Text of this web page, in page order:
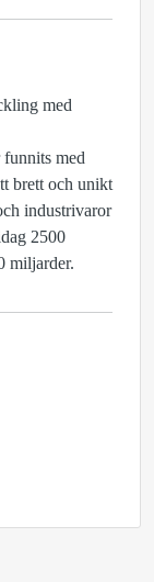
med
funnits med
brett och unikt
industrivaror
2500
miljarder.